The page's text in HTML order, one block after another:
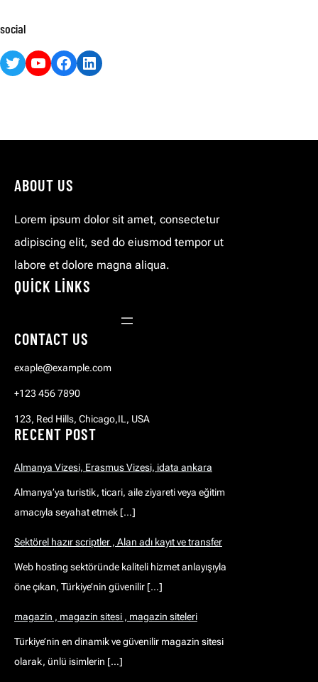
social
Twitter YouTube Facebook LinkedIn
ABOUT US
Lorem ipsum dolor sit amet, consectetur
adipiscing elit, sed do eiusmod tempor ut
labore et dolore magna aliqua.
QUICK LINKS
CONTACT US
exaple@example.com
+123 456 7890
123, Red Hills, Chicago,IL, USA
RECENT POST
Almanya Vizesi, Erasmus Vizesi, idata ankara
Almanya’ya turistik, ticari, aile ziyareti veya eğitim
amacıyla seyahat etmek […]
Sektörel hazır scriptler , Alan adı kayıt ve transfer
Web hosting sektöründe kaliteli hizmet anlayışıyla
öne çıkan, Türkiye’nin güvenilir […]
magazin , magazin sitesi , magazin siteleri
Türkiye’nin en dinamik ve güvenilir magazin sitesi
olarak, ünlü isimlerin […]